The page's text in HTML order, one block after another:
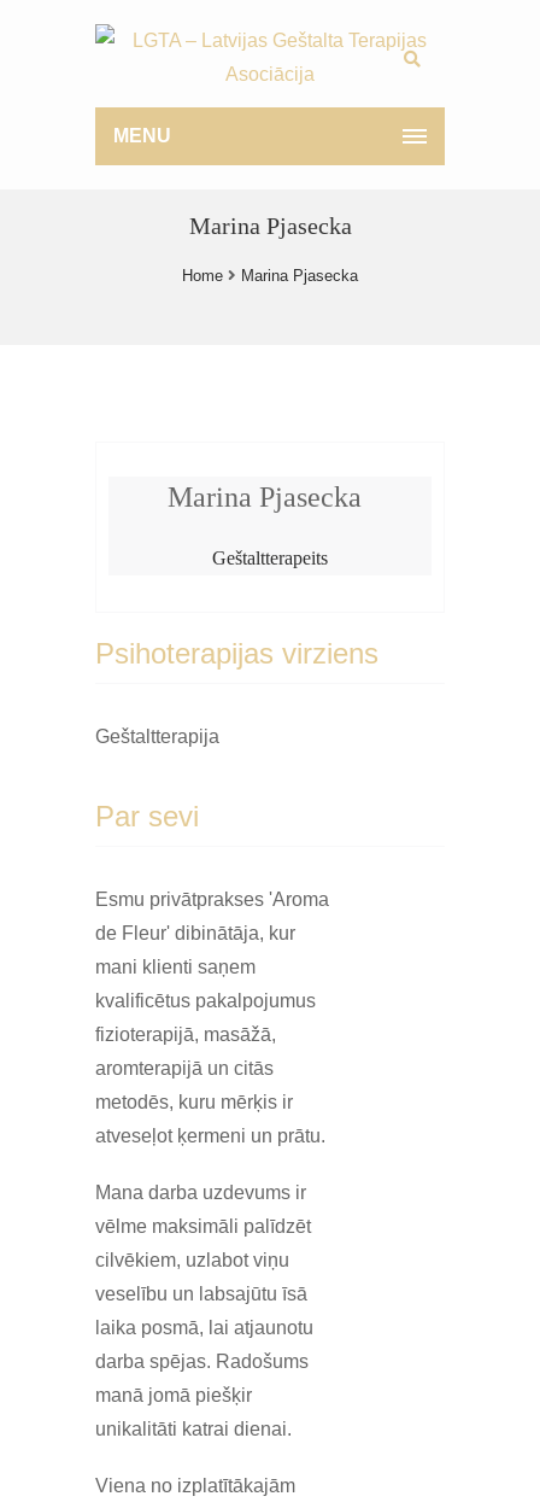
MENU
Marina Pjasecka
Home Marina Pjasecka
Marina Pjasecka
​Geštaltterapeits
Psihoterapijas virziens
Geštaltterapija
Par sevi
Esmu privātprakses 'Aroma
de Fleur' dibinātāja, kur
mani klienti saņem
kvalificētus pakalpojumus
fizioterapijā, masāžā,
aromterapijā un citās
metodēs, kuru mērķis ir
atveseļot ķermeni un prātu.
Mana darba uzdevums ir
vēlme maksimāli palīdzēt
cilvēkiem, uzlabot viņu
veselību un labsajūtu īsā
laika posmā, lai atjaunotu
darba spējas. Radošums
manā jomā piešķir
unikalitāti katrai dienai.
Viena no izplatītākajām